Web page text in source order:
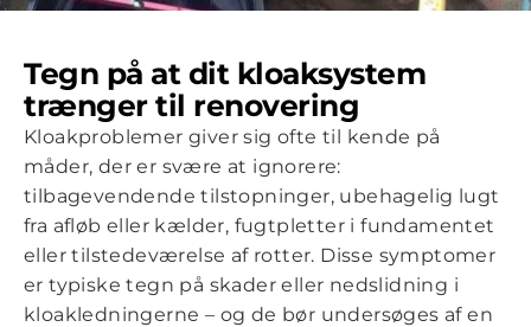
Tegn på at dit kloaksystem
trænger til renovering
Kloakproblemer giver sig ofte til kende på
måder, der er svære at ignorere:
tilbagevendende tilstopninger, ubehagelig lugt
fra afløb eller kælder, fugtpletter i fundamentet
eller tilstedeværelse af rotter. Disse symptomer
er typiske tegn på skader eller nedslidning i
kloakledningerne – og de bør undersøges af en